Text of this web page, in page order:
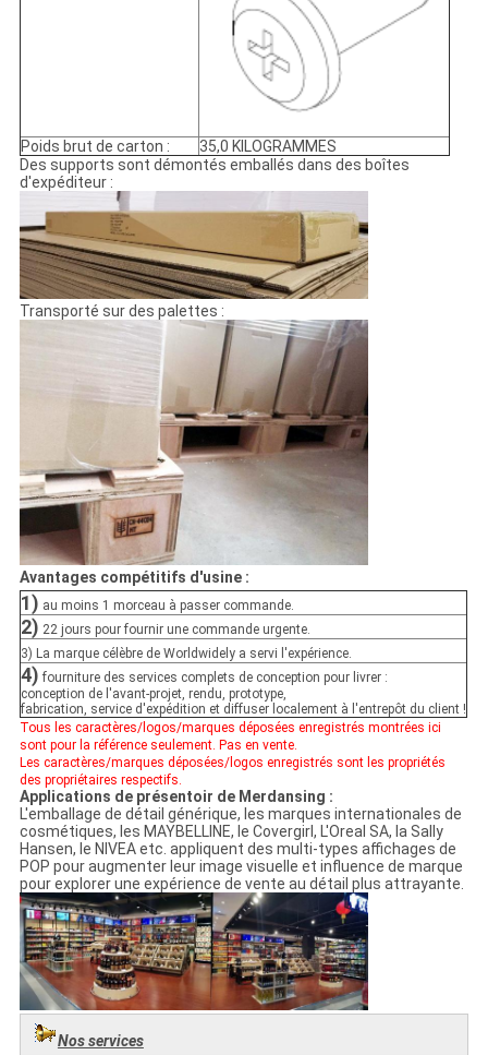
Poids brut de carton :
35,0 KILOGRAMMES
Des supports sont démontés emballés dans des boîtes
d'expéditeur :
Transporté sur des palettes :
Avantages compétitifs d'usine :
1) au moins 1 morceau à passer commande.
2) 22 jours pour fournir une commande urgente.
3) La marque célèbre de Worldwidely a servi l'expérience.
4) fourniture des services complets de conception pour livrer :
conception de l'avant-projet, rendu, prototype,
fabrication, service d'expédition et diffuser localement à l'entrepôt du client !
Tous les caractères/logos/marques déposées enregistrés montrées ici
sont pour la référence seulement. Pas en vente.
Les caractères/marques déposées/logos enregistrés sont les propriétés
des propriétaires respectifs.
Applications de présentoir de Merdansing :
L'emballage de détail générique, les marques internationales de
cosmétiques, les MAYBELLINE, le Covergirl, L'Oreal SA, la Sally
Hansen, le NIVEA etc. appliquent des multi-types affichages de
POP pour augmenter leur image visuelle et influence de marque
pour explorer une expérience de vente au détail plus attrayante.
Nos services